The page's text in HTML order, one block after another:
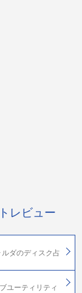
レビュー
ダのディスク占
ユーティリティ